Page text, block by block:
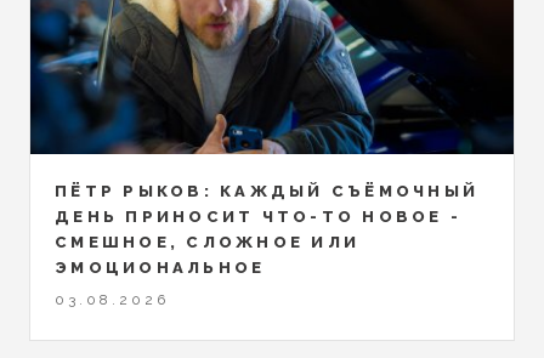
ПЁТР РЫКОВ: КАЖДЫЙ СЪЁМОЧНЫЙ
ДЕНЬ ПРИНОСИТ ЧТО-ТО НОВОЕ -
СМЕШНОЕ, СЛОЖНОЕ ИЛИ
ЭМОЦИОНАЛЬНОЕ
03.08.2026